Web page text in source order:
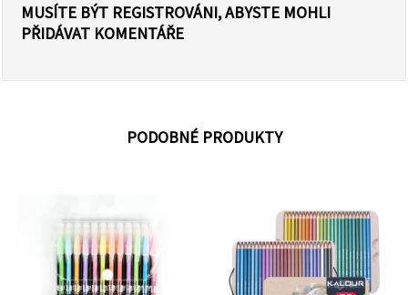
MUSÍTE BÝT REGISTROVÁNI, ABYSTE MOHLI
PŘIDÁVAT KOMENTÁŘE
PODOBNÉ PRODUKTY